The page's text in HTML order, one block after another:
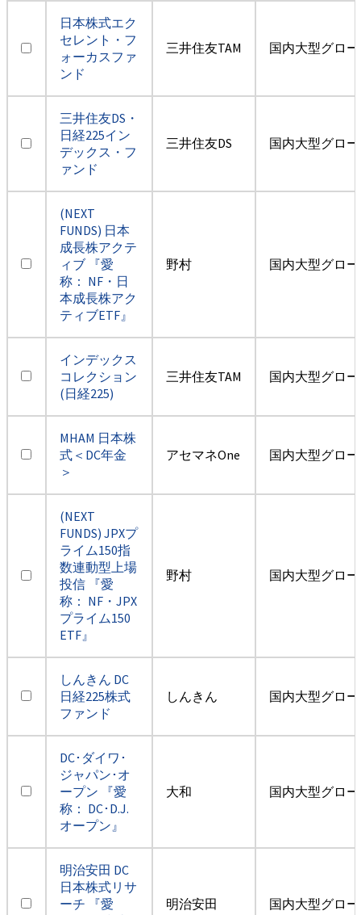
日本株式エク
セレント・フ
ォーカスファ
ンド
三井住友TAM 国内大型グロ
三井住友DS・
日経225イン
デックス・フ
ァンド
三井住友DS 国内大型グロ
(NEXT
FUNDS) 日本
成長株アクテ
ィブ 『愛
称： NF・日
本成長株アク
ティブETF』
野村 国内大型グロ
インデックス
コレクション
(日経225)
三井住友TAM 国内大型グロ
MHAM 日本株
式＜DC年金
＞
アセマネOne 国内大型グロ
(NEXT
FUNDS) JPXプ
ライム150指
数連動型上場
投信 『愛
称： NF・JPX
プライム150
ETF』
野村 国内大型グロ
しんきん DC
日経225株式
ファンド
しんきん 国内大型グロ
DC･ダイワ･
ジャパン･オ
ープン 『愛
称： DC･D.J.
オープン』
大和 国内大型グロ
明治安田 DC
日本株式リサ
ーチ 『愛
明治安田 国内大型グロ